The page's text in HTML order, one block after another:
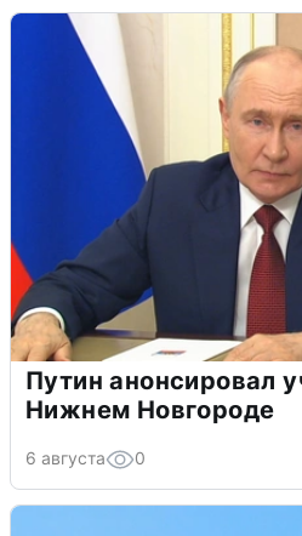
Путин анонсировал
Нижнем Новгороде
6 августа 0